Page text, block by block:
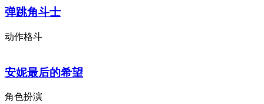
弹跳角斗士
动作格斗
安妮最后的希望
角色扮演